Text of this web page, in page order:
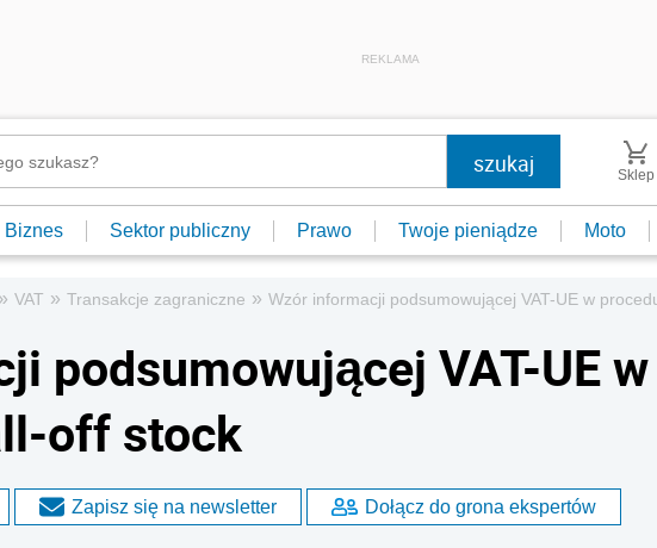
REKLAMA
Sklep
Biznes Sektor publiczny Prawo Twoje pieniądze Moto
» VAT » Transakcje zagraniczne » Wzór informacji podsumowującej VAT-UE w
podsumowującej VAT-UE w
off stock
Zapisz się na newsletter Dołącz do grona ekspertów